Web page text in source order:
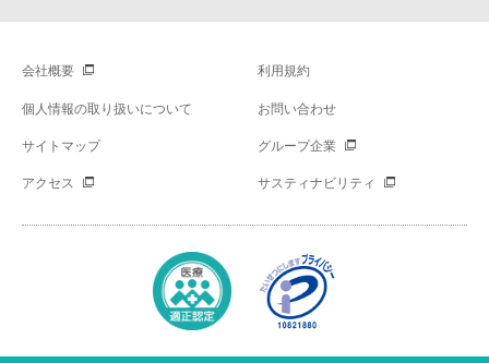
会社概要 利用規約
個人情報の取り扱いについて お問い合わせ
サイトマップ グループ企業
アクセス サスティナビリティ